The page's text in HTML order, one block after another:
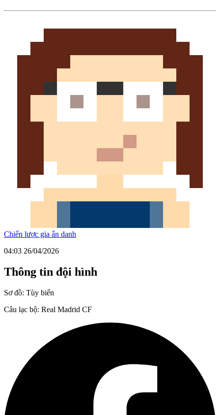
Chiến lược gia ẩn danh
04:03 26/04/2026
Thông tin đội hình
Sơ đồ: Tùy biến
Câu lạc bộ: Real Madrid CF